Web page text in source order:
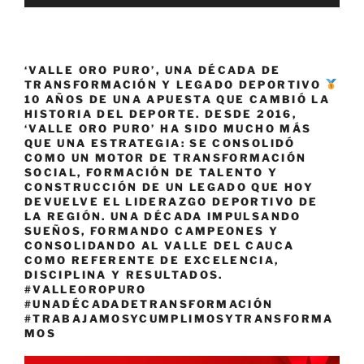
‘VALLE ORO PURO’, UNA DÉCADA DE
TRANSFORMACIÓN Y LEGADO DEPORTIVO
10 AÑOS DE UNA APUESTA QUE CAMBIÓ LA
HISTORIA DEL DEPORTE. DESDE 2016,
‘VALLE ORO PURO’ HA SIDO MUCHO MÁS
QUE UNA ESTRATEGIA: SE CONSOLIDÓ
COMO UN MOTOR DE TRANSFORMACIÓN
SOCIAL, FORMACIÓN DE TALENTO Y
CONSTRUCCIÓN DE UN LEGADO QUE HOY
DEVUELVE EL LIDERAZGO DEPORTIVO DE
LA REGIÓN. UNA DÉCADA IMPULSANDO
SUEÑOS, FORMANDO CAMPEONES Y
CONSOLIDANDO AL VALLE DEL CAUCA
COMO REFERENTE DE EXCELENCIA,
DISCIPLINA Y RESULTADOS.
#VALLEOROPURO
#UNADÉCADADETRANSFORMACIÓN
#TRABAJAMOSYCUMPLIMOSYTRANSFORMA
MOS